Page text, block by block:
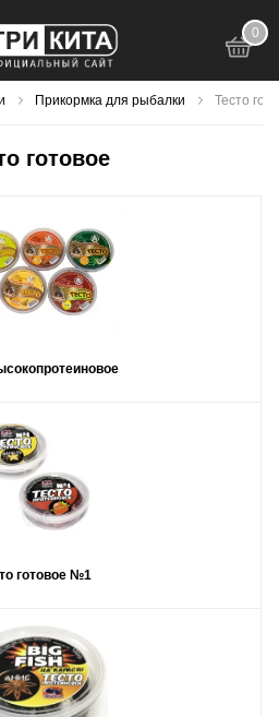
0
Прикормка для рыбалки Тесто
готовое
готовое №1